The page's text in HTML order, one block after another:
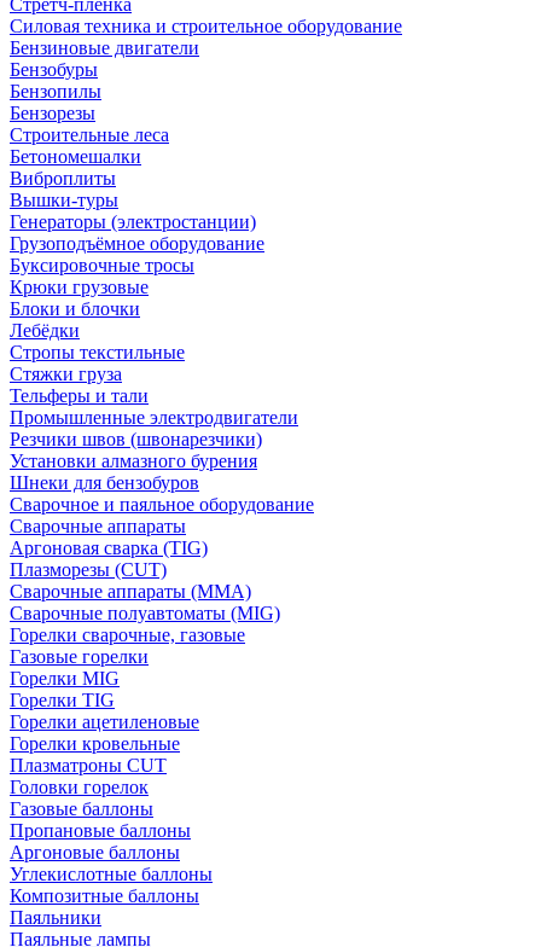
Стретч-пленка
Силовая техника и строительное оборудование
Бензиновые двигатели
Бензобуры
Бензопилы
Бензорезы
Строительные леса
Бетономешалки
Виброплиты
Вышки-туры
Генераторы (электростанции)
Грузоподъёмное оборудование
Буксировочные тросы
Крюки грузовые
Блоки и блочки
Лебёдки
Стропы текстильные
Стяжки груза
Тельферы и тали
Промышленные электродвигатели
Резчики швов (швонарезчики)
Установки алмазного бурения
Шнеки для бензобуров
Сварочное и паяльное оборудование
Сварочные аппараты
Аргоновая сварка (TIG)
Плазморезы (CUT)
Сварочные аппараты (MMA)
Сварочные полуавтоматы (MIG)
Горелки сварочные, газовые
Газовые горелки
Горелки MIG
Горелки TIG
Горелки ацетиленовые
Горелки кровельные
Плазматроны CUT
Головки горелок
Газовые баллоны
Пропановые баллоны
Аргоновые баллоны
Углекислотные баллоны
Композитные баллоны
Паяльники
Паяльные лампы